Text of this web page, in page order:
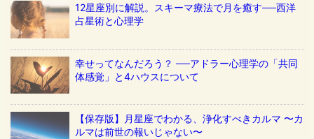
12星座別に解説。スキーマ療法で月を癒す──西洋
占星術と心理学
幸せってなんだろう？ ──アドラー心理学の「共同
体感覚」と4ハウスについて
【保存版】月星座でわかる、浄化すべきカルマ 〜カ
ルマは前世の報いじゃない〜